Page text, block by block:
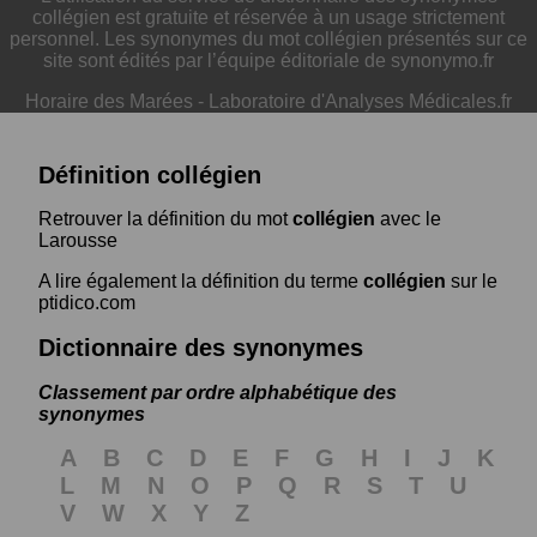
collégien est gratuite et réservée à un usage strictement
personnel. Les synonymes du mot collégien présentés sur ce
site sont édités par l’équipe éditoriale de synonymo.fr
Horaire des Marées - Laboratoire d'Analyses Médicales.fr
Définition collégien
Retrouver la définition du motcollégien avec le
Larousse
A lire également la définition du terme collégien sur le
ptidico.com
Dictionnaire des synonymes
Classement par ordre alphabétique des
synonymes
A B C D E F G H I J
K
L
M N O P Q R S T
U
V
W X Y Z